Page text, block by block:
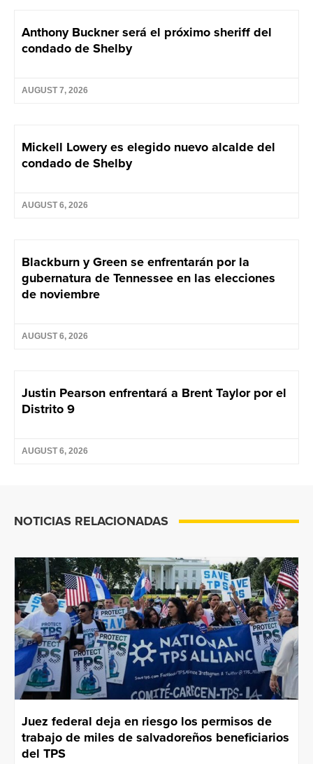
Anthony Buckner será el próximo sheriff del
condado de Shelby
AUGUST 7, 2026
Mickell Lowery es elegido nuevo alcalde del
condado de Shelby
AUGUST 6, 2026
Blackburn y Green se enfrentarán por la
gubernatura de Tennessee en las elecciones
de noviembre
AUGUST 6, 2026
Justin Pearson enfrentará a Brent Taylor por el
Distrito 9
AUGUST 6, 2026
NOTICIAS RELACIONADAS
Juez federal deja en riesgo los permisos de
trabajo de miles de salvadoreños beneficiarios
del TPS